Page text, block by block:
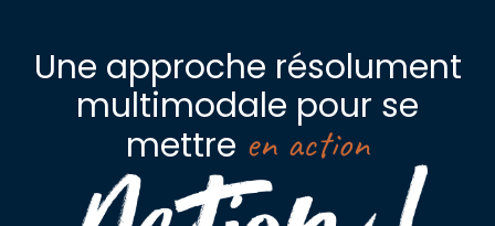
Une approche résolument
multimodale pour se
mettre en action